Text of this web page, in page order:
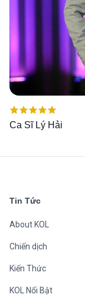
Ca Sĩ Lý Hải
Được xếp
Tin Tức
About KOL
Chiến dịch
Kiến Thức
KOL Nổi Bật